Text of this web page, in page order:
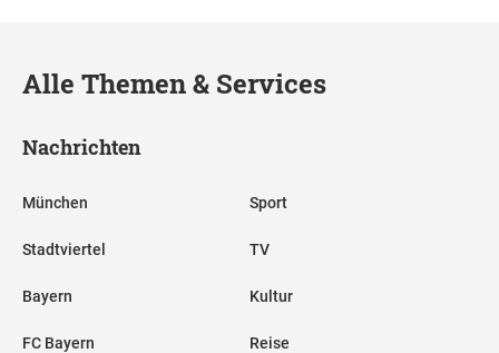
Alle Themen & Services
Nachrichten
München
Stadtviertel
Bayern
FC Bayern
Sport
TV
Kultur
Reise